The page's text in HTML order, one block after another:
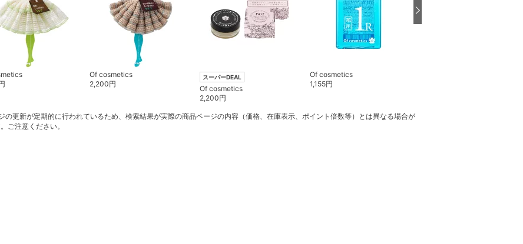
Of cosmetics
2,200円
スーパーDEAL
Of cosmetics
2,200円
Of cosmetics
1,155円
の更新が定期的に行われているため、検索結果が実際の商品ページの内容（価格、在庫表示、ポイント倍数等）とは異なる場合が
ご注意ください。